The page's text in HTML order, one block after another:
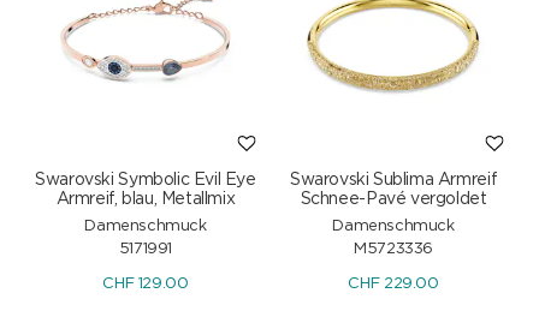
Swarovski Symbolic Evil Eye
Armreif, blau, Metallmix
Damenschmuck
5171991
CHF 129.00
Swarovski Sublima Armreif
Schnee-Pavé vergoldet
Damenschmuck
M5723336
CHF 229.00